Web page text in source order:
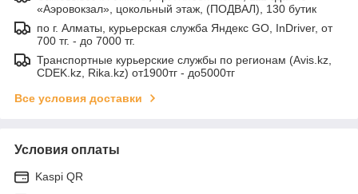
«Аэровокзал», цокольный этаж, (ПОДВАЛ), 130 бутик
по г. Алматы, курьерская служба Яндекс GO, InDriver, от
700 тг. - до 7000 тг.
Транспортные курьерские службы по регионам (Avis.kz,
CDEK.kz, Rika.kz) от1900тг - до5000тг
Все условия доставки
Условия оплаты
Kaspi QR